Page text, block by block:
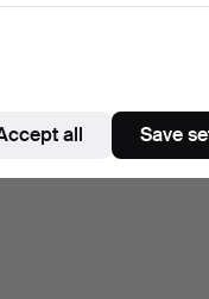
all Save